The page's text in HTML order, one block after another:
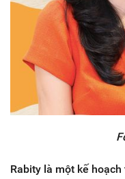
Rabity là một kế